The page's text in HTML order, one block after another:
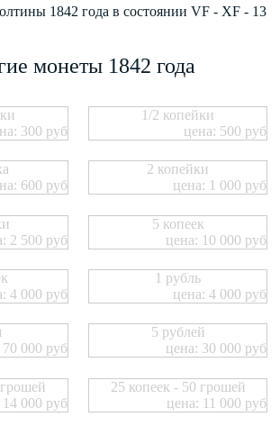
1842 года в состоянии VF - XF - 13
монеты 1842 года
300 руб
1/2 копейки
цена: 500 руб
600 руб
2 копейки
цена: 1 000 руб
2 500 руб
5 копеек
цена: 10 000 руб
4 000 руб
1 рубль
цена: 4 000 руб
70 000 руб
5 рублей
цена: 30 000 руб
14 000 руб
25 копеек - 50 грошей
цена: 11 000 руб